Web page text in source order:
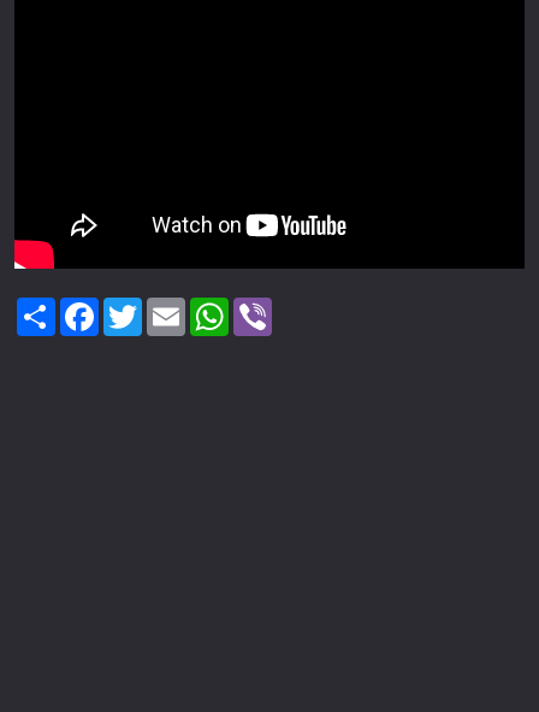
ShareFacebook
TwitterEmail WhatsApp